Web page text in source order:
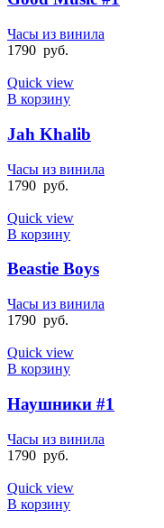
Часы из винила
1790 руб.
Quick view
В корзину
Jah Khalib
Часы из винила
1790 руб.
Quick view
В корзину
Beastie Boys
Часы из винила
1790 руб.
Quick view
В корзину
Наушники #1
Часы из винила
1790 руб.
Quick view
В корзину